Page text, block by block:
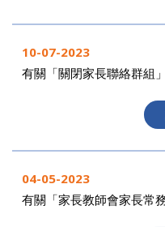
10-07-2023
有關「關閉家長聯絡群組
04-05-2023
有關「家長教師會家長常